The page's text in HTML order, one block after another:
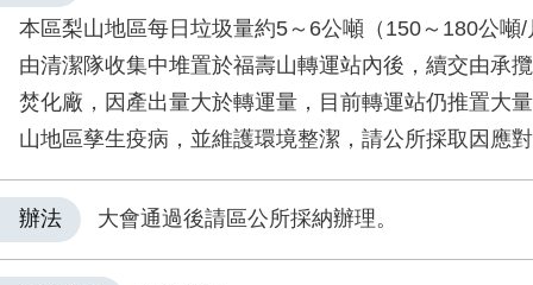
本區梨山地區每日垃圾量約5～6公噸（150～180公噸
由清潔隊收集中堆置於福壽山轉運站內後，續交由承
焚化廠，因產出量大於轉運量，目前轉運站仍推置大
山地區孳生疫病，並維護環境整潔，請公所採取因應
辦法 大會通過後請區公所採納辦理。